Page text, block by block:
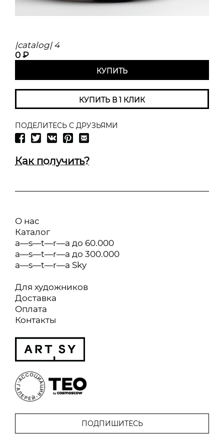
|catalog| 4
0 ₽
КУПИТЬ
КУПИТЬ В 1 КЛИК
ПОДЕЛИТЕСЬ С ДРУЗЬЯМИ
Как получить?
О нас
Каталог
a—s—t—r—a до 60.000
a—s—t—r—a до 300.000
a—s—t—r—a Sky
Для художников
Доставка
Оплата
Контакты